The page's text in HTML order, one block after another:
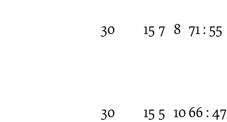
30
15 7 8 71 : 55
30
15 5 1066 : 47